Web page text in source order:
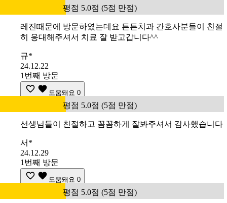
평점 5.0점 (5점 만점)
레진때문에 방문하였는데요 튼튼치과 간호사분들이 친절
히 응대해주셔서 치료 잘 받고갑니다^^
규*
24.12.22
1번째 방문
도움돼요 0
평점 5.0점 (5점 만점)
선생님들이 친절하고 꼼꼼하게 잘봐주셔서 감사했습니다
서*
24.12.29
1번째 방문
도움돼요 0
평점 5.0점 (5점 만점)